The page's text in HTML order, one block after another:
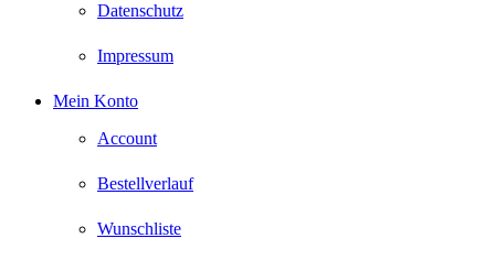
Datenschutz
Impressum
Mein Konto
Account
Bestellverlauf
Wunschliste